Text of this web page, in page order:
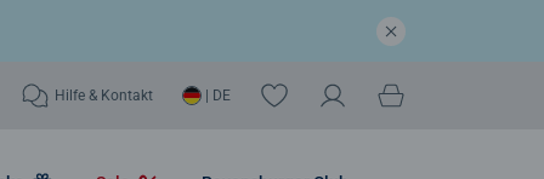
Hilfe & Kontakt | DE